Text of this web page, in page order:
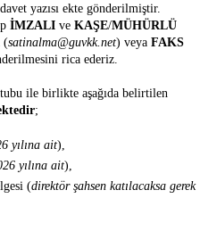
yazısı ekte gönderilmiştir.
İMZALI ve KAŞE/MÜHÜRLÜ
(satinalma@guvkk.net) veya FAKS
rica ederiz.
ile birlikte aşağıda belirtilen
;
yılına ait),
yılına ait),
(direktör şahsen katılacaksa gerek